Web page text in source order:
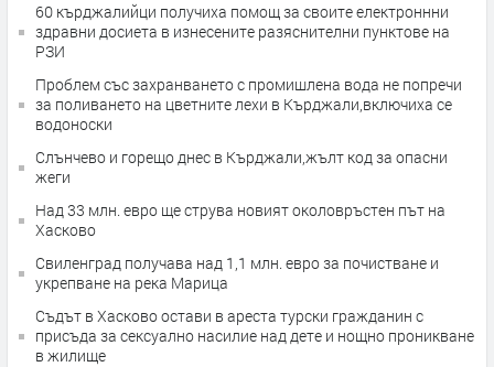
60 кърджалийци получиха помощ за своите електроннни
здравни досиета в изнесените разяснителни пунктове на
РЗИ
Проблем със захранването с промишлена вода не попречи
за поливането на цветните лехи в Кърджали,включиха се
водоноски
Слънчево и горещо днес в Кърджали,жълт код за опасни
жеги
Над 33 млн. евро ще струва новият околовръстен път на
Хасково
Свиленград получава над 1,1 млн. евро за почистване и
укрепване на река Марица
Съдът в Хасково остави в ареста турски гражданин с
присъда за сексуално насилие над дете и нощно проникване
в жилище